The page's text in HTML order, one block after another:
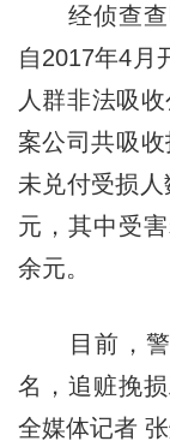
经侦查查
自2017年4月
人群非法吸
案公司共吸
未兑付受损
元，其中受
余元。
目前，警
名，追赃挽
全媒体记者 张